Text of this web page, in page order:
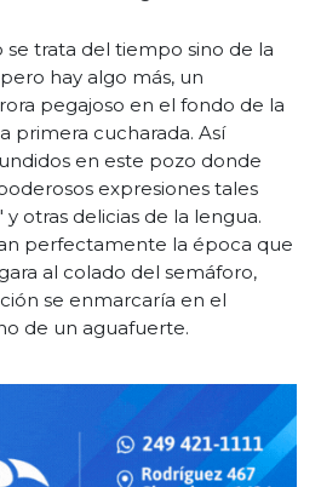
trata del tiempo sino de la
hay algo más, un
pegajoso en el fondo de la
primera cucharada. Así
en este pozo donde
expresiones tales
otras delicias de la lengua.
perfectamente la época que
al colado del semáforo,
se enmarcaría en el
de un aguafuerte.